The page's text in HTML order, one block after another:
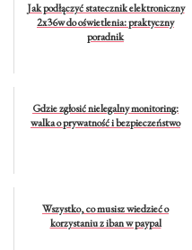
Jak podłączyć statecznik elektroniczny
2x36w do oświetlenia: praktyczny
poradnik
Gdzie zgłosić nielegalny monitoring:
walka o prywatność i bezpieczeństwo
Wszystko, co musisz wiedzieć o
korzystaniu z iban w paypal